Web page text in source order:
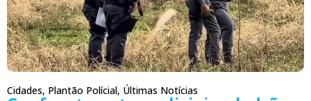
Cidades, Plantão Polícial, Últimas Notícias